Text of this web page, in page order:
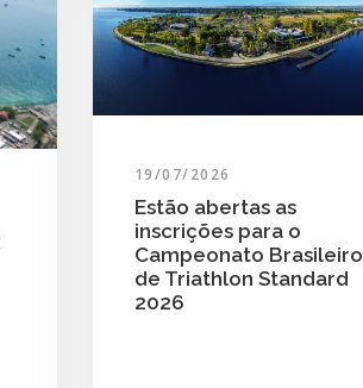
19/07/2026
Estão abertas as
inscrições para o
Campeonato Brasileiro
de Triathlon Standard
2026